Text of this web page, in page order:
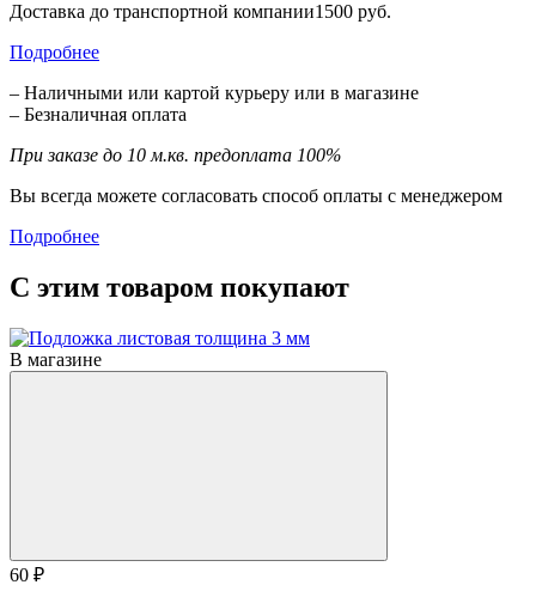
Доставка до транспортной компании1500 руб.
Подробнее
– Наличными или картой курьеру или в магазине
– Безналичная оплата
При заказе до 10 м.кв. предоплата 100%
Вы всегда можете согласовать способ оплаты с менеджером
Подробнее
С этим товаром покупают
В магазине
60 ₽